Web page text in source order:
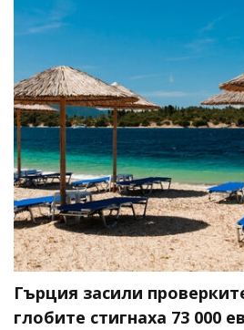
Гърция засили
глобите стигнаха 73 000